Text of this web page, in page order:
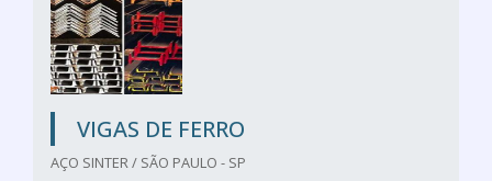
VIGAS DE FERRO
AÇO SINTER / SÃO PAULO - SP